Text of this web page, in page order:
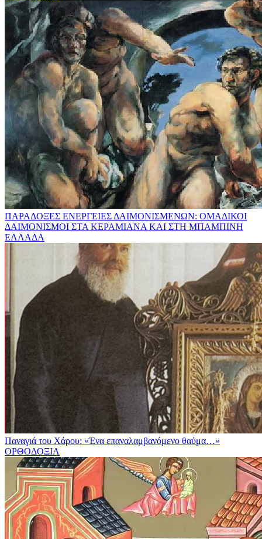
ΠΑΡΑΔΟΞΕΣ ΕΝΕΡΓΕΙΕΣ ΔΑΙΜΟΝΙΣΜΕΝΩΝ: ΟΜΑΔΙΚΟΙ
ΔΑΙΜΟΝΙΣΜΟΙ ΣΤΑ ΚΕΡΑΜΙΑΝΑ ΚΑΙ ΣΤΗ ΜΠΑΜΠΙΝΗ
ΕΛΛΑΔΑ
Παναγιά του Χάρου: «Ένα επαναλαμβανόμενο θαύμα…»
ΟΡΘΟΔΟΞΙΑ